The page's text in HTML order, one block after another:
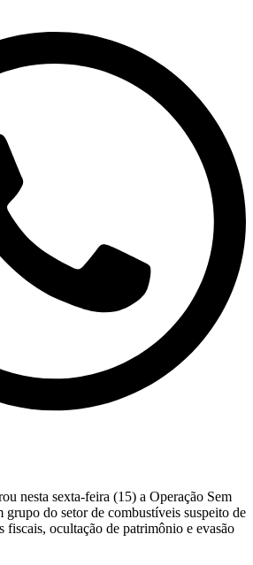
nesta sexta-feira (15) a Operação Sem
do setor de combustíveis suspeito de
fiscais, ocultação de patrimônio e evasão